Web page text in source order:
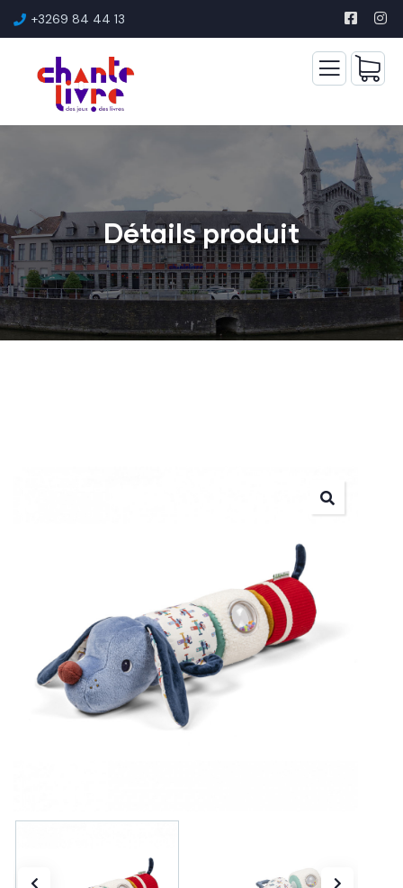
+3269 84 44 13
Détails produit